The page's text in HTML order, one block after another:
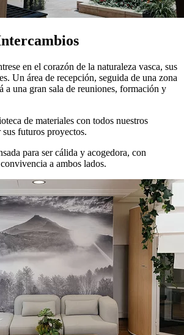
en el corazón de la naturaleza vasca, sus
Un área de recepción, seguida de una zona
a una gran sala de reuniones, formación y
de materiales con todos nuestros
futuros proyectos.
para ser cálida y acogedora, con
a ambos lados.